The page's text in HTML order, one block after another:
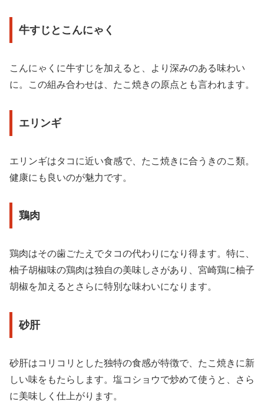
牛すじとこんにゃく
こんにゃくに牛すじを加えると、より深みのある味わい
に。この組み合わせは、たこ焼きの原点とも言われます。
エリンギ
エリンギはタコに近い食感で、たこ焼きに合うきのこ類。
健康にも良いのが魅力です。
鶏肉
鶏肉はその歯ごたえでタコの代わりになり得ます。特に、
柚子胡椒味の鶏肉は独自の美味しさがあり、宮崎鶏に柚子
胡椒を加えるとさらに特別な味わいになります。
砂肝
砂肝はコリコリとした独特の食感が特徴で、たこ焼きに新
しい味をもたらします。塩コショウで炒めて使うと、さら
に美味しく仕上がります。